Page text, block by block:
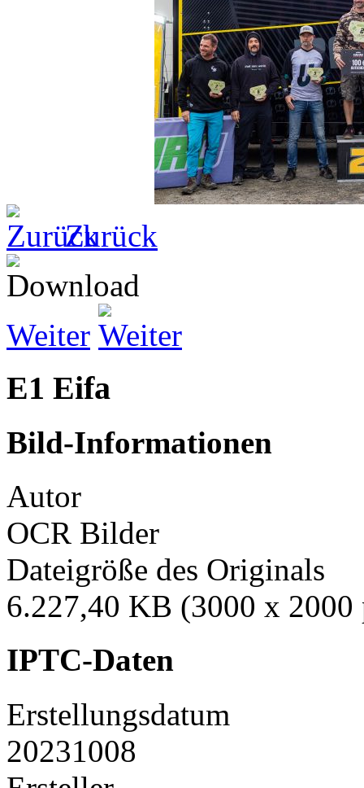
Zurück
Weiter
E1 Eifa
Bild-Informationen
Autor
OCR Bilder
Dateigröße des Originals
6.227,40 KB (3000 x 2000
IPTC-Daten
Erstellungsdatum
20231008